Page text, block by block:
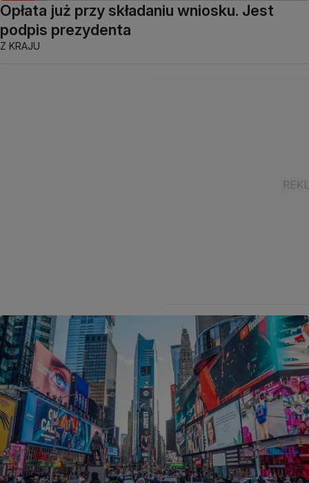
Opłata już przy składaniu wniosku. Jest
podpis prezydenta
Z KRAJU